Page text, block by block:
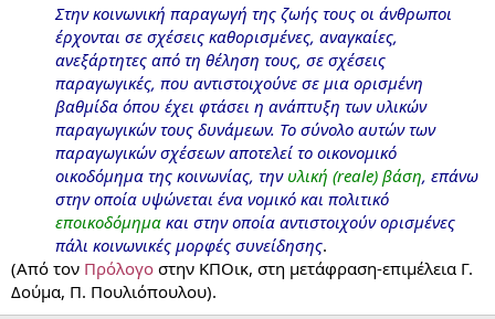
Στην κοινωνική παραγωγή της ζωής τους οι άνθρωποι
έρχονται σε σχέσεις καθορισμένες, αναγκαίες,
ανεξάρτητες από τη θέληση τους, σε σχέσεις
παραγωγικές, που αντιστοιχούνε σε μια ορισμένη
βαθμίδα όπου έχει φτάσει η ανάπτυξη των υλικών
παραγωγικών τους δυνάμεων. Το σύνολο αυτών των
παραγωγικών σχέσεων αποτελεί το οικονομικό
οικοδόμημα της κοινωνίας, την υλική (reale) βάση, επάνω
στην οποία υψώνεται ένα νομικό και πολιτικό
εποικοδόμημα και στην οποία αντιστοιχούν ορισμένες
πάλι κοινωνικές μορφές συνείδησης.​
(Από τον Πρόλογο στην ΚΠΟικ, στη μετάφραση-επιμέλεια Γ.
Δούμα, Π. Πουλιόπουλου).